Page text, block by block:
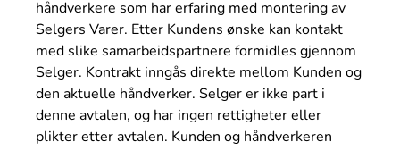
håndverkere som har erfaring med montering av
Selgers Varer. Etter Kundens ønske kan kontakt
med slike samarbeidspartnere formidles gjennom
Selger. Kontrakt inngås direkte mellom Kunden og
den aktuelle håndverker. Selger er ikke part i
denne avtalen, og har ingen rettigheter eller
plikter etter avtalen. Kunden og håndverkeren